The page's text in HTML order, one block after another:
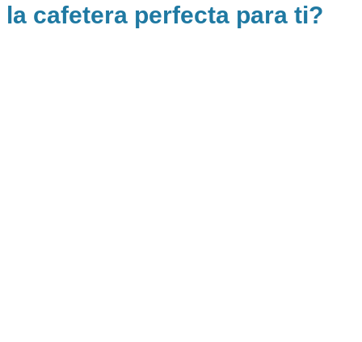
la cafetera perfecta para ti?